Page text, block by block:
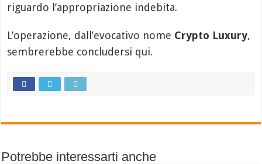
riguardo l’appropriazione indebita.
L’operazione, dall’evocativo nome Crypto Luxury,
sembrerebbe concludersi qui.
Potrebbe interessarti anche